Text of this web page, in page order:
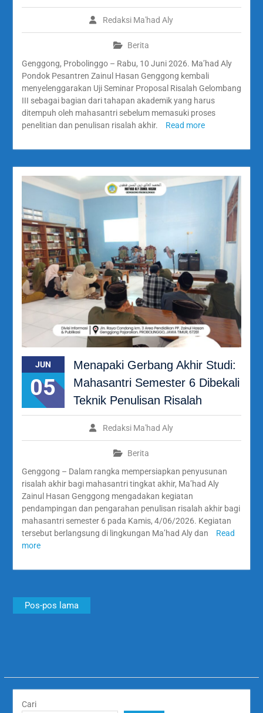
Redaksi Ma'had Aly
Berita
Genggong, Probolinggo – Rabu, 10 Juni 2026. Ma’had Aly
Pondok Pesantren Zainul Hasan Genggong kembali
menyelenggarakan Uji Seminar Proposal Risalah Gelombang
III sebagai bagian dari tahapan akademik yang harus
ditempuh oleh mahasantri sebelum memasuki proses
penelitian dan penulisan risalah akhir.
Read more
JUN
05
Menapaki Gerbang Akhir Studi:
Mahasantri Semester 6 Dibekali
Teknik Penulisan Risalah
Redaksi Ma'had Aly
Berita
Genggong – Dalam rangka mempersiapkan penyusunan
risalah akhir bagi mahasantri tingkat akhir, Ma’had Aly
Zainul Hasan Genggong mengadakan kegiatan
pendampingan dan pengarahan penulisan risalah akhir bagi
mahasantri semester 6 pada Kamis, 4/06/2026. Kegiatan
tersebut berlangsung di lingkungan Ma’had Aly dan
Read
more
Navigasi
pos
Pos-pos lama
Cari